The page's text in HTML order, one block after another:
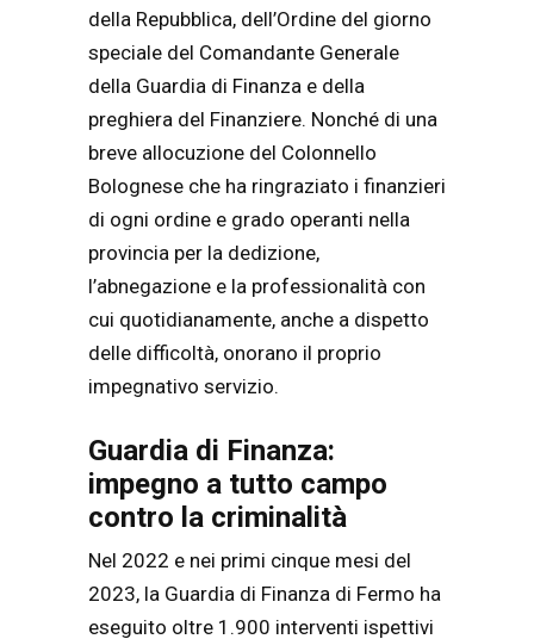
della Repubblica, dell’Ordine del giorno
speciale del Comandante Generale
della Guardia di Finanza e della
preghiera del Finanziere. Nonché di una
breve allocuzione del Colonnello
Bolognese che ha ringraziato i finanzieri
di ogni ordine e grado operanti nella
provincia per la dedizione,
l’abnegazione e la professionalità con
cui quotidianamente, anche a dispetto
delle difficoltà, onorano il proprio
impegnativo servizio.
Guardia di Finanza:
impegno a tutto campo
contro la criminalità
Nel 2022 e nei primi cinque mesi del
2023, la Guardia di Finanza di Fermo ha
eseguito oltre 1.900 interventi ispettivi